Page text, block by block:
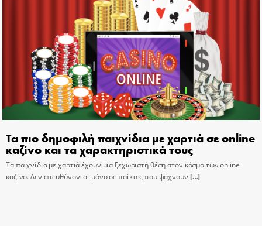
Τα πιο δημοφιλή παιχνίδια με χαρτιά σε online
καζίνο και τα χαρακτηριστικά τους
Τα παιχνίδια με χαρτιά έχουν μια ξεχωριστή θέση στον κόσμο των online
καζίνο. Δεν απευθύνονται μόνο σε παίκτες που ψάχνουν […]